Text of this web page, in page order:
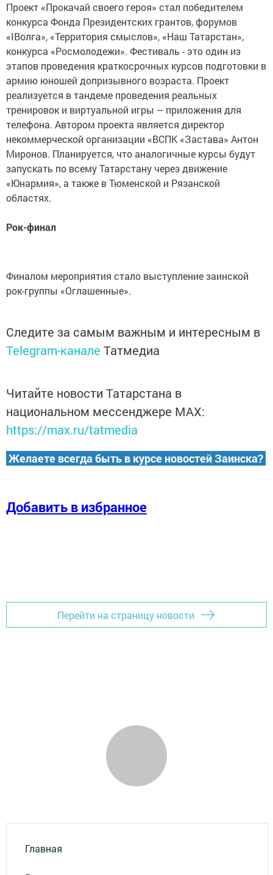
Проект «Прокачай своего героя» стал победителем
конкурса Фонда Президентских грантов, форумов
«IВолга», «Территория смыслов», «Наш Татарстан»,
конкурса «Росмолодежи». Фестиваль - это один из
этапов проведения краткосрочных курсов подготовки в
армию юношей допризывного возраста. Проект
реализуется в тандеме проведения реальных
тренировок и виртуальной игры – приложения для
телефона. Автором проекта является директор
некоммерческой организации «ВСПК «Застава» Антон
Миронов. Планируется, что аналогичные курсы будут
запускать по всему Татарстану через движение
«Юнармия», а также в Тюменской и Рязанской
областях.
Рок-финал
Финалом мероприятия стало выступление заинской
рок-группы «Оглашенные».
Следите за самым важным и интересным в
Telegram-канале Татмедиа
Читайте новости Татарстана в
национальном мессенджере MАХ:
https://max.ru/tatmedia
Желаете всегда быть в курсе новостей Заинска?
Добавить в избранное
Перейти на страницу новости
Главная